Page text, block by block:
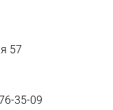
57
35-09